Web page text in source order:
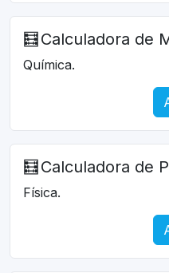
🧮 Calculadora de
Química.
🧮 Calculadora de
Física.